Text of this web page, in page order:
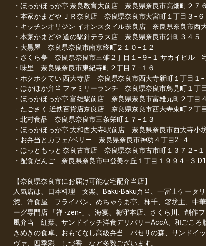
・ほっかほっか亭 奈良教育大前店 奈良県奈良市高畑町２７
・本家かまどや ＪＲ奈良店 奈良県奈良市大宮町１丁目３−
・キッチンオリジン イオンスタイル奈良店 奈良県奈良市西
・本家かまどや 道の駅針テラス店 奈良県奈良市針町３４５
・大黒屋 奈良県奈良市南京終町２１０−１２
・さくら亭 奈良県奈良市三碓２丁目１−９−１ サカイビル
・味里 奈良県奈良市東紀寺町２丁目７−１６
・ホクホクてい 西大寺店 奈良県奈良市西大寺新町１丁目１−
・ほかほか弁当 ファミリーランチ 奈良県奈良市鳥見町１丁
・ほっかほっか亭 富雄駅前店 奈良県奈良市富雄元町２丁目
・たごさく 近鉄百貨店奈良店 奈良県奈良市西大寺東町２丁
・北村食品 奈良県奈良市三条栄町１７−１３
・ほっかほっか亭 大和西大寺駅前店 奈良県奈良市西大寺小
・お弁当とカフェ/ベリー 奈良県奈良市神功４丁目2−４
・ほっともっと 奈良古市店 奈良県奈良市古市町１３７２−１
・配食だんご 奈良県奈良市中登美ヶ丘１丁目１９９４−３
【奈良県奈良市にお届け可能な宅配弁当店】
人気店は、日本料理 文楽、Baku-Baku弁当、一冨士ケータ
惣、洋食屋 フライパン、めちゃうま亭、柿千、箸坊主、中
ーグ専門店 「禅 -zen-」、海宴、梅守本店、さくら川、創作
風弁当 紅葉、サンドイッチ洋食デリバリーAccA、和ごこ
きめきの食卓、おもてなし高級弁当 パセリの森、サンドイ
ヴァ、四季彩 しづ香 など多数ございます。